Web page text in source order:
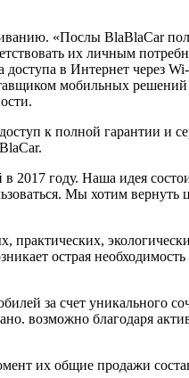
«Послы BlaBlaCar
их личным
в Интернет через
мобильных
к полной гарантии и
2017 году. Наша идея
Мы хотим
практических,
острая необходимость
за счет уникального
возможно благодаря
их общие продажи